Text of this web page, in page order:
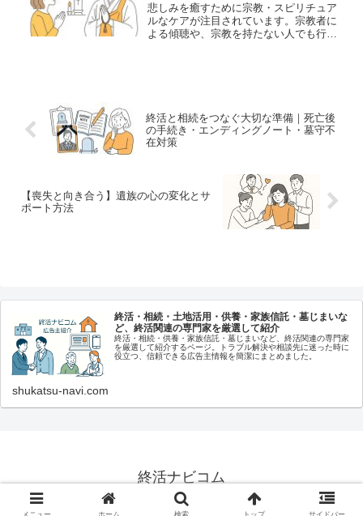
悲しみを癒すために宗教・スピリチュア
ルなケアが注目されています。宗教者に
よる傾聴や、宗教を持たない人でも行え
終活と相続をつなぐ大切な準備｜死亡後
の手続き・エンディングノート・墓守不
在対策
【喪失と向き合う】遺族の心の変化とサ
ポート方法
終活・相続・土地活用・供養・家族信託・墓じまいな
ど、終活関連の専門家を厳選して紹介
終活・相続・供養・家族信託・墓じまいなど、終活関連の専門家
を厳選して紹介するページ。トラブル解決や相談先に迷った時に
役立つ、信頼できる広告主情報を簡潔にまとめました。
shukatsu-navi.com
終活ナビコム
© 2025 終活ナビコム.
メニュー ホーム 検索 トップ サイドバー